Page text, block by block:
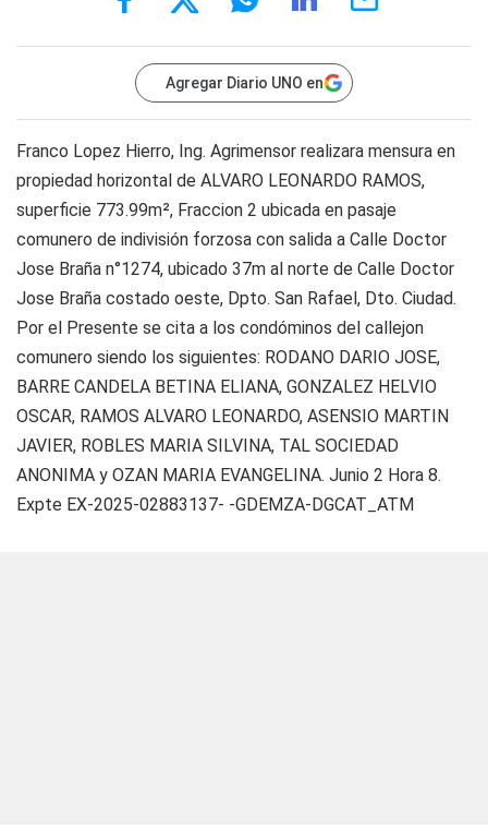
Agregar Diario UNO en
Franco Lopez Hierro, Ing. Agrimensor realizara mensura en
propiedad horizontal de ALVARO LEONARDO RAMOS,
superficie 773.99m², Fraccion 2 ubicada en pasaje
comunero de indivisión forzosa con salida a Calle Doctor
Jose Braña n°1274, ubicado 37m al norte de Calle Doctor
Jose Braña costado oeste, Dpto. San Rafael, Dto. Ciudad.
Por el Presente se cita a los condóminos del callejon
comunero siendo los siguientes: RODANO DARIO JOSE,
BARRE CANDELA BETINA ELIANA, GONZALEZ HELVIO
OSCAR, RAMOS ALVARO LEONARDO, ASENSIO MARTIN
JAVIER, ROBLES MARIA SILVINA, TAL SOCIEDAD
ANONIMA y OZAN MARIA EVANGELINA. Junio 2 Hora 8.
Expte EX-2025-02883137- -GDEMZA-DGCAT_ATM